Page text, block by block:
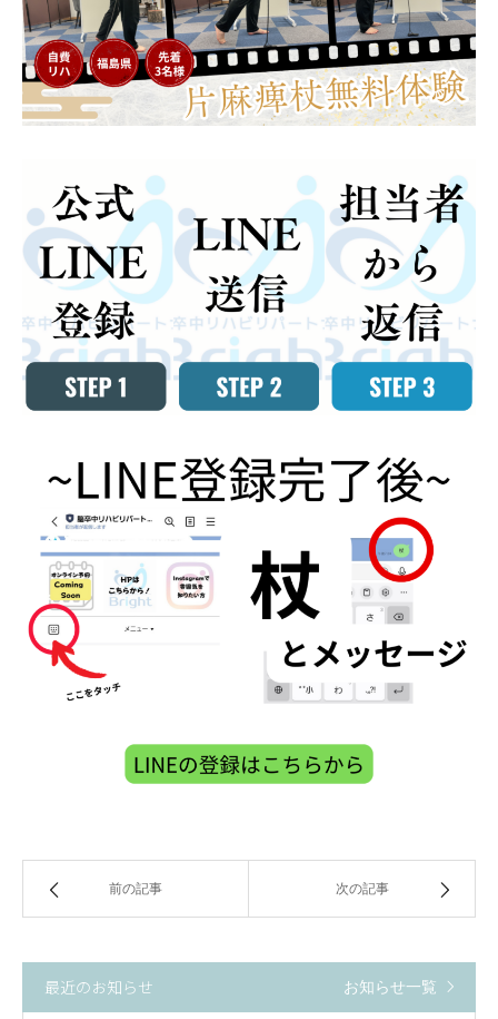
前の記事 次の記事
最近のお知らせ お知らせ一覧